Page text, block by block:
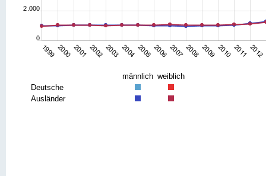
männlich weiblich
Deutsche
Ausländer